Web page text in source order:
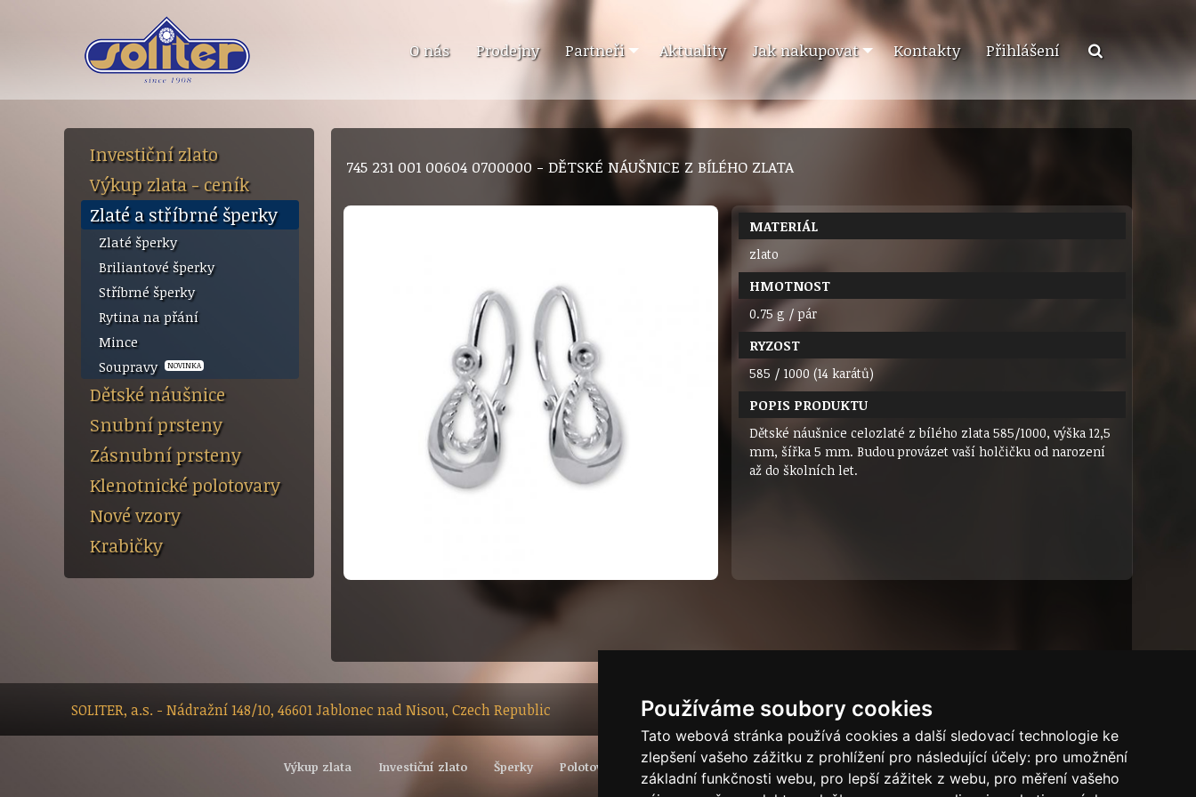
Používáme soubory cookies
Tato webová stránka používá cookies a další sledovací technologie ke
zlepšení vašeho zážitku z prohlížení pro následující účely: pro umožnění
základní funkčnosti webu, pro lepší zážitek z webu, pro měření vašeho
O nás Prodejny Partneři Aktuality Jak nakupovat Kontakty Přihlášení
Investiční zlato
Výkup zlata - ceník
Zlaté a stříbrné šperky
Zlaté šperky
Briliantové šperky
Stříbrné šperky
Rytina na přání
Mince
Soupravy
NOVINKA
Dětské náušnice
Snubní prsteny
Zásnubní prsteny
Klenotnické polotovary
Nové vzory
Krabičky
745 231 001 00604 0700000 - DĚTSKÉ NÁUŠNICE Z BÍLÉHO ZLATA
MATERIÁL
zlato
HMOTNOST
0.75 g / pár
RYZOST
585 / 1000 (14 karátů)
POPIS PRODUKTU
Dětské náušnice celozlaté z bílého zlata 585/1000, výška 12,5
mm, šířka 5 mm. Budou provázet vaší holčičku od narození
až do školních let.
SOLITER, a.s. - Nádražní 148/10, 46601 Jablonec nad Nisou, Czech Republic Dárkový certifikát
Výkup zlata Investiční zlato Šperky Polotovary Vývoj světové ceny zlata Puncovní značky